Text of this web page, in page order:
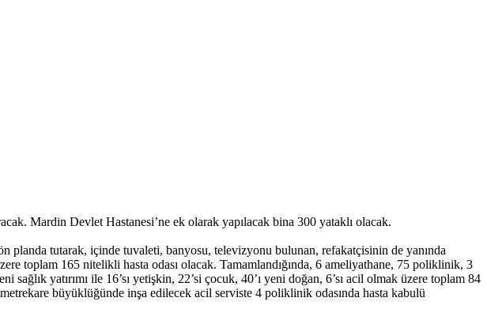
Mardin Devlet Hastanesi’ne ek olarak yapılacak bina 300 yataklı olacak.
planda tutarak, içinde tuvaleti, banyosu, televizyonu bulunan, refakatçisinin de yanında
toplam 165 nitelikli hasta odası olacak. Tamamlandığında, 6 ameliyathane, 75 poliklinik, 3
yatırımı ile 16’sı yetişkin, 22’si çocuk, 40’ı yeni doğan, 6’sı acil olmak üzere toplam 84
büyüklüğünde inşa edilecek acil serviste 4 poliklinik odasında hasta kabulü